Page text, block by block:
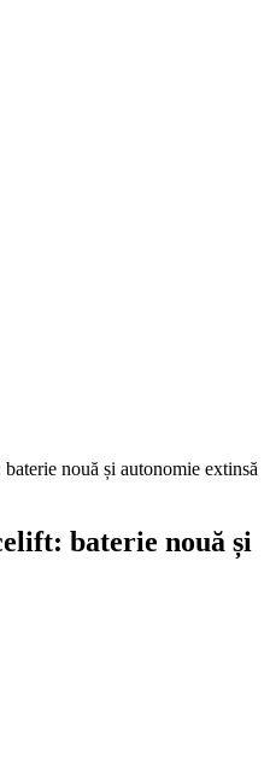
nouă și autonomie extinsă
baterie nouă și